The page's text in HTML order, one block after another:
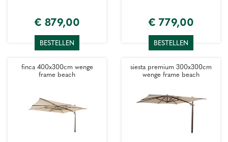
€ 879,00
BESTELLEN
€ 779,00
BESTELLEN
finca 400x300cm wenge
frame beach
siesta premium 300x300cm
wenge frame beach